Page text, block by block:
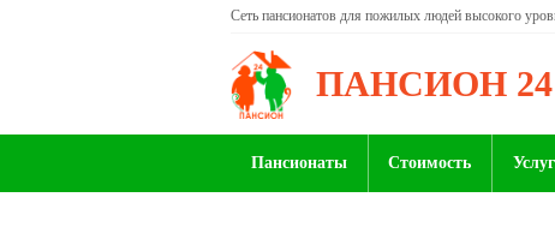
Сеть пансионатов для пожилых людей высокого
ПАНСИОН 24
Пансионаты Стоимость